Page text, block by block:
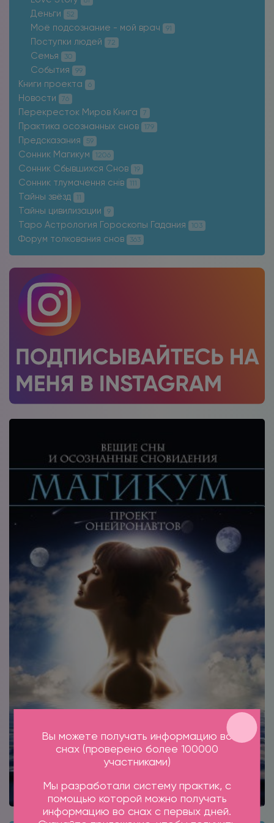
Деньги 52
Моё подсознание - мой врач 91
Поступки людей 72
Семья 30
События 99
Книги проекта 6
Новости 76
Перекресток Миров Книга 7
Практика осознанных снов 179
Предсказания 59
Сонник Магикум 1206
Сонник Сбывшихся Снов 19
Сонник тлумачення снів 111
Тайны звёзд 11
Тайны цивилизации 9
Таро Астрология Гороскопы Гадания 103
Форум толкования снов 363
Вы можете получать информацию во
снах (проверено более 100000
участниками)
Мы разработали систему практик, с
помощью которой можно получать
информацию во снах с первых дней.